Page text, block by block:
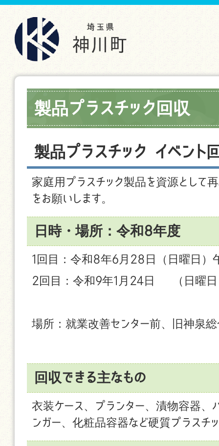
製品プラスチック回収
製品プラスチック イベント
家庭用プラスチック製品を資源として
をお願いします。
日時・場所：令和8年度
1回目：令和8年6月28日（日曜日）
2回目：令和9年1月24日 （日曜日
場所：就業改善センター前、旧神泉
回収できる主なもの
衣装ケース、プランター、漬物容器、
ンガー、化粧品容器など硬質プラスチ